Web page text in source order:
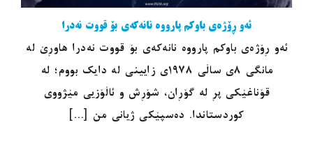
ئەو ڕۆژەی باوکم پارووە نانەکەی بۆ قووت نەدرا
ئەو ڕۆژەی باوکم پارووە نانەکەی بۆ قووت نەدرا هاوڕێ لە
مانگی ٨ی ساڵی ١٩٧٨ی زایینی لە دایک بووم؛ لە
قۆناغێکی پڕ لە گۆڕان، شۆڕش و ئاڵۆزیی مێژووی
کوردستاندا. دەسپێکی ژیانی من [...]